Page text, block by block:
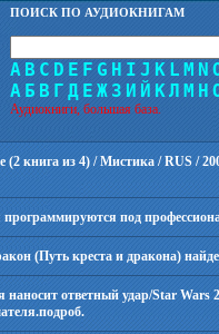
ПОИСК ПО АУДИОКНИГАМ
A B C D E F G H I J K L M N
А Б В Г Д Е Ж З И Й КЛ М Н
Аудиокниги, большая база.
книга из 4) / Мистика / RUS /
под
(Путь креста и дракона)
ответный удар/Star
подроб.